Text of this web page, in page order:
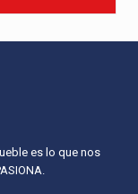
es lo que nos